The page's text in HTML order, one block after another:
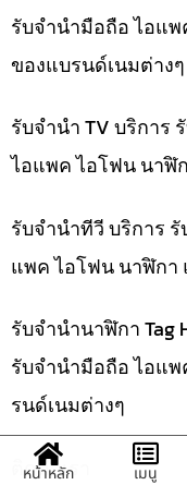
รับจำนำมือถือ ไอแพ
ของแบรนด์เนมต่างๆ
รับจำนำ TV บริการ
ไอแพค ไอโฟน นาฬิ
รับจำนำทีวี บริการ
แพค ไอโฟน นาฬิกา
รับจำนำนาฬิกา Tag
รับจำนำมือถือ ไอแ
รนด์เนมต่างๆ
ติดต่อเรา
หน้าหลัก เมนู